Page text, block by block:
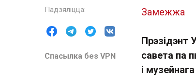
Спасылка без VPN
Замежжа
Прэзідэнт
савета па
і